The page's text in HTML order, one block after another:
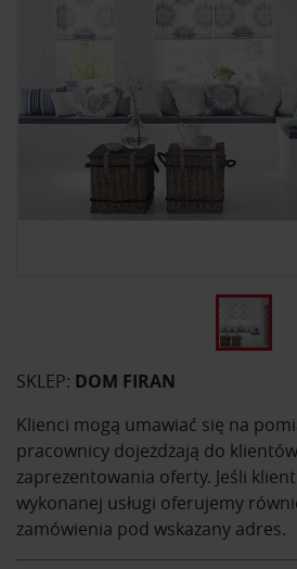
SKLEP: DOM FIRAN
Klienci mogą umawiać się na
pracownicy dojeżdżają do
zaprezentowania oferty. Jeśli
wykonanej usługi oferujemy
zamówienia pod wskazany adres.